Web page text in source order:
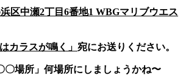
区中瀬2丁目6番地1 WBGマリブウエス
カラスが鳴く」 宛にお送りください。
〇場所」何場所にしましょうかね〜